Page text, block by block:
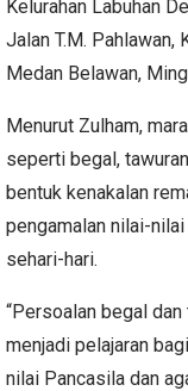
Kelurahan Labuhan
Jalan T.M. Pahlawan,
Medan Belawan,
Menurut Zulham,
seperti begal,
bentuk kenakalan
pengamalan nilai-
sehari-hari.
“Persoalan begal
menjadi pelajaran
nilai Pancasila dan